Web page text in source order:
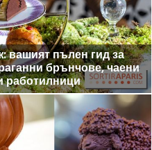
вашият пълен гид за
брънчове, чаени
работилници